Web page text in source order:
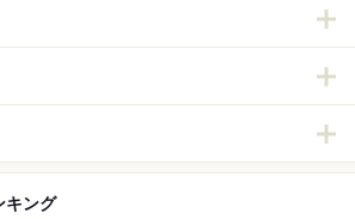
キング